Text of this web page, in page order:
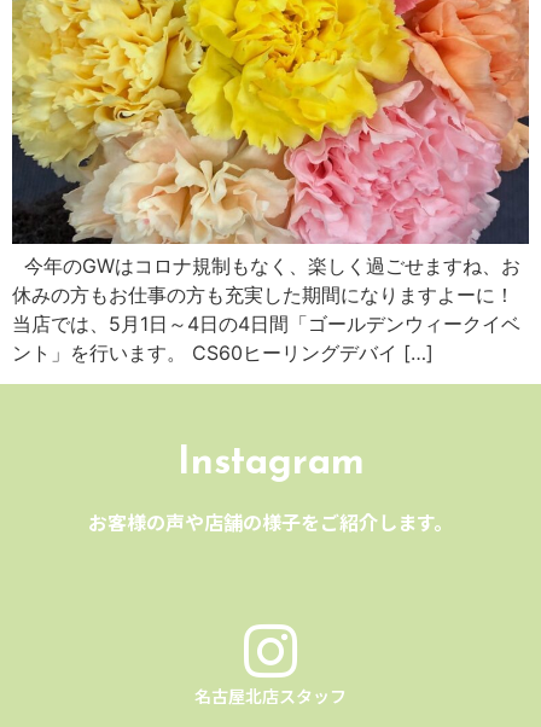
今年のGWはコロナ規制もなく、楽しく過ごせますね、お
休みの方もお仕事の方も充実した期間になりますよーに！
当店では、5月1日～4日の4日間「ゴールデンウィークイベ
ント」を行います。 CS60ヒーリングデバイ […]
Instagram
お客様の声や店舗の様子をご紹介します。
名古屋北店スタッフ